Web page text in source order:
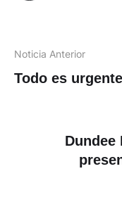
Noticia Anterior
Todo es urgente
Dundee